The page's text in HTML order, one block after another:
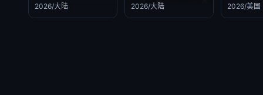
2026/大陆
2026/大陆
2026/美国